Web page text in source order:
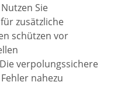
Nutzen Sie
zusätzliche
schützen vor
Die verpolungssichere
nahezu